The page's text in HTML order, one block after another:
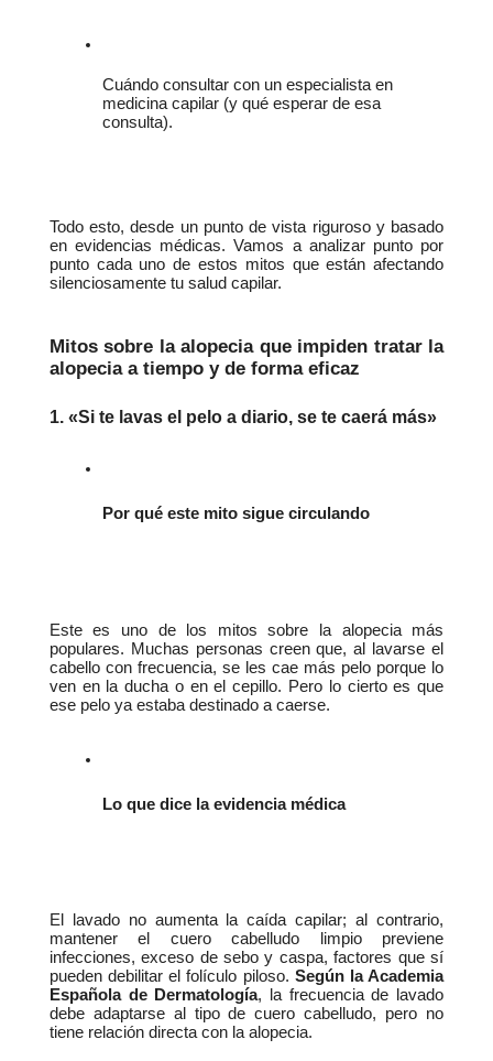
Cuándo consultar con un especialista en
medicina capilar (y qué esperar de esa
consulta).
Todo esto, desde un punto de vista riguroso y basado
en evidencias médicas. Vamos a analizar punto por
punto cada uno de estos mitos que están afectando
silenciosamente tu salud capilar.
Mitos sobre la alopecia que impiden tratar la
alopecia a tiempo y de forma eficaz
1. «Si te lavas el pelo a diario, se te caerá más»
Por qué este mito sigue circulando
Este es uno de los mitos sobre la alopecia más
populares. Muchas personas creen que, al lavarse el
cabello con frecuencia, se les cae más pelo porque lo
ven en la ducha o en el cepillo. Pero lo cierto es que
ese pelo ya estaba destinado a caerse.
Lo que dice la evidencia médica
El lavado no aumenta la caída capilar; al contrario,
mantener el cuero cabelludo limpio previene
infecciones, exceso de sebo y caspa, factores que sí
pueden debilitar el folículo piloso. Según la Academia
Española de Dermatología, la frecuencia de lavado
debe adaptarse al tipo de cuero cabelludo, pero no
tiene relación directa con la alopecia.